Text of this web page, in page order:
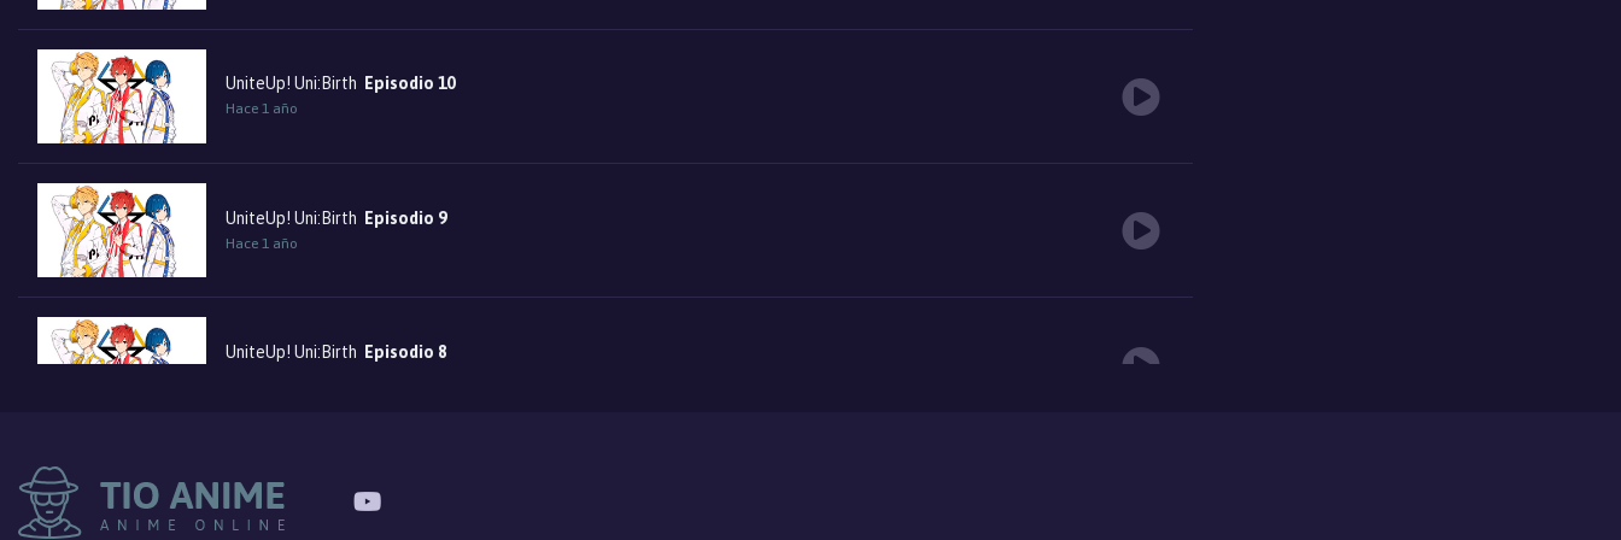
UniteUp! Uni:Birth Episodio 10
Hace 1 año
UniteUp! Uni:Birth Episodio 9
Hace 1 año
UniteUp! Uni:Birth Episodio 8
UniteUp! Uni:Birth
Hace 1 año